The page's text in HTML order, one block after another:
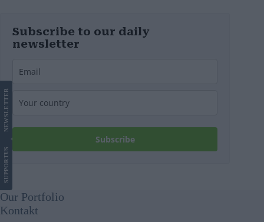
Subscribe to our daily
newsletter
Subscribe
SUPPORT
US
NEWS
LETTER
Our Portfolio
Kontakt